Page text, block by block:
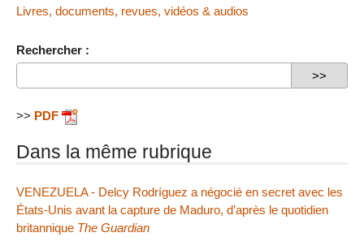
Livres, documents, revues, vidéos & audios
Rechercher :
>> PDF
Dans la même rubrique
VENEZUELA - Delcy Rodríguez a négocié en secret avec les
États-Unis avant la capture de Maduro, d’après le quotidien
britannique The Guardian